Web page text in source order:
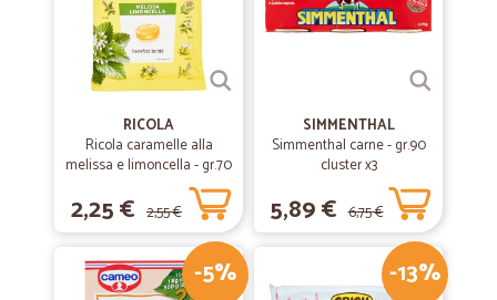
RICOLA
Ricola caramelle alla
melissa e limoncella - gr.70
2,25 € 2,55 €
SIMMENTHAL
Simmenthal carne - gr.90
cluster x3
5,89 € 6,75 €
-5% -13%